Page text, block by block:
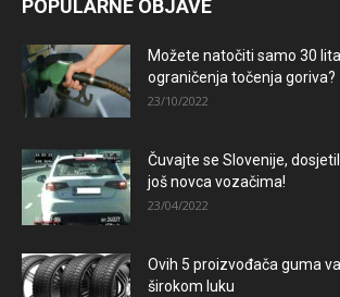
POPULARNE OBJAVE
Možete natočiti samo 30
ograničenja točenja goriva?
23/10/2022
Čuvajte se Slovenije,
još novca vozačima!
23/04/2022
Ovih 5 proizvođača guma
širokom luku